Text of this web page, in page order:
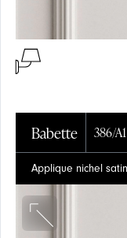
Babette 386/A1
Applique nichel